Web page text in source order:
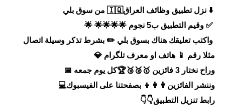
نتائج الامتحانات
المرحلة الابتدائية
المرحلة الاعدادية
⬇️ نزل تطبيق وظائف العراق🇮🇶 من سوق بلي
✅ وقيم التطبيق ب5 نجوم 🌟🌟🌟🌟 🌟
واكتب تعليقك هناك بسوق بلي ✏️ بشرط تذكر وسيلة اتصال
مثلا رقم 📱 هاتف او معرف تلگرام 💎
وراح نختار 3 فائزين 🥇🥈🥉🏆كل يوم جمعه 📅
وننشر الفائزين👨‍👩‍👦 بصفحتنا على الفيسبوك💻
رابط تنزيل التطبيق👇👇